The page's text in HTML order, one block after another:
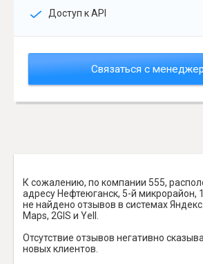
Доступ к API
Связаться с
К сожалению, по компании 555,
адресу Нефтеюганск, 5-й микрорайон,
не найдено отзывов в системах
Maps, 2GIS и Yell.
Отсутствие отзывов негативно
новых клиентов.